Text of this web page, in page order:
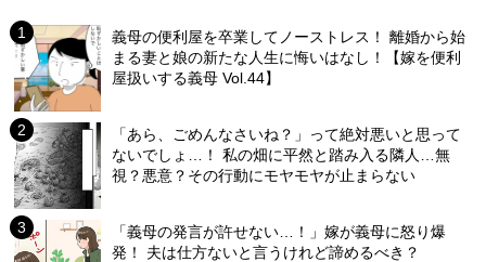
義母の便利屋を卒業してノーストレス！ 離婚から始
まる妻と娘の新たな人生に悔いはなし！【嫁を便利
屋扱いする義母 Vol.44】
「あら、ごめんなさいね？」って絶対悪いと思って
ないでしょ…！ 私の畑に平然と踏み入る隣人…無
視？悪意？その行動にモヤモヤが止まらない
「義母の発言が許せない…！」嫁が義母に怒り爆
発！ 夫は仕方ないと言うけれど諦めるべき？